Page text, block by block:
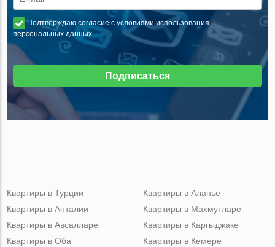
Подтверждаю согласие с условиями использования
персональных данных
Подписаться
Квартиры в Турции
Квартиры в Анталии
Квартиры в Авсалларе
Квартиры в Оба
Квартиры в Аланье
Квартиры в Махмутларе
Квартиры в Каргыджаке
Квартиры в Кемере